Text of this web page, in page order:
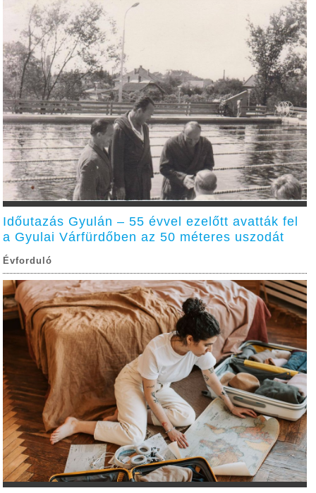
Időutazás Gyulán – 55 évvel ezelőtt avatták fel
a Gyulai Várfürdőben az 50 méteres uszodát
Évforduló